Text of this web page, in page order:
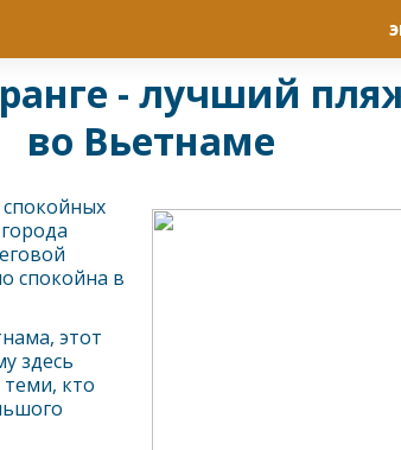
- лучший
во Вьетнаме
спокойна в
этот
здесь
теми, кто